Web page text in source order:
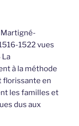
Martigné-
1522 vues
La
à la méthode
florissante en
les familles et
dus aux